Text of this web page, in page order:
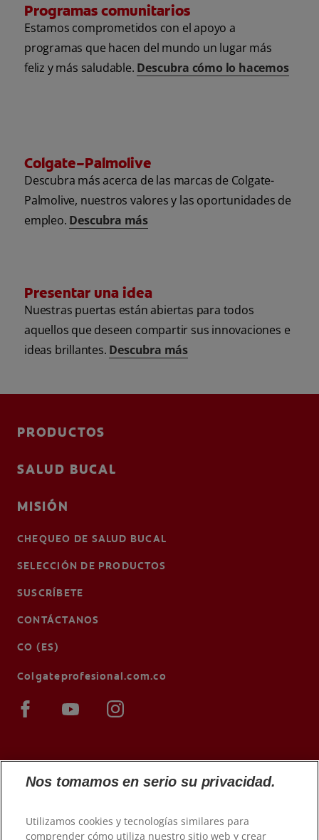
Programas comunitarios
Estamos comprometidos con el apoyo a
programas que hacen del mundo un lugar más
feliz y más saludable. Descubra cómo lo hacemos
Colgate–Palmolive
Descubra más acerca de las marcas de Colgate-
Palmolive, nuestros valores y las oportunidades de
empleo. Descubra más
Presentar una idea
Nuestras puertas están abiertas para todos
aquellos que deseen compartir sus innovaciones e
ideas brillantes. Descubra más
PRODUCTOS
SALUD BUCAL
MISIÓN
CHEQUEO DE SALUD BUCAL
SELECCIÓN DE PRODUCTOS
SUSCRÍBETE
CONTÁCTANOS
CO (ES)
Colgateprofesional.com.co
Nos tomamos en serio su privacidad.
Utilizamos cookies y tecnologías similares para
comprender cómo utiliza nuestro sitio web y crear